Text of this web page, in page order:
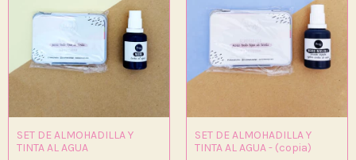
SET DE ALMOHADILLA Y
TINTA AL AGUA
SET DE ALMOHADILLA Y
TINTA AL AGUA - (copia)